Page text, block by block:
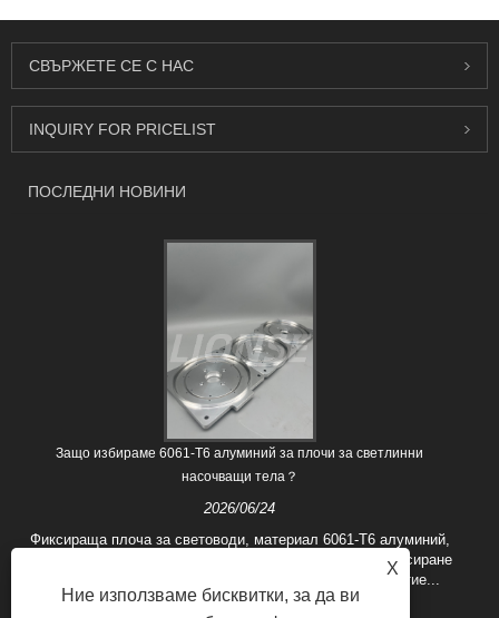
СВЪРЖЕТЕ СЕ С НАС
INQUIRY FOR PRICELIST
ПОСЛЕДНИ НОВИНИ
Защо избираме 6061-T6 алуминий за плочи за светлинни
насочващи тела？
2026/06/24
Фиксираща плоча за световоди, материал 6061-T6 алуминий,
обработен с CNC, покритие с четка, използва се за фиксиране
на световоди по време на процеса на вакуумно покритие...
X
Ние използваме бисквитки, за да ви